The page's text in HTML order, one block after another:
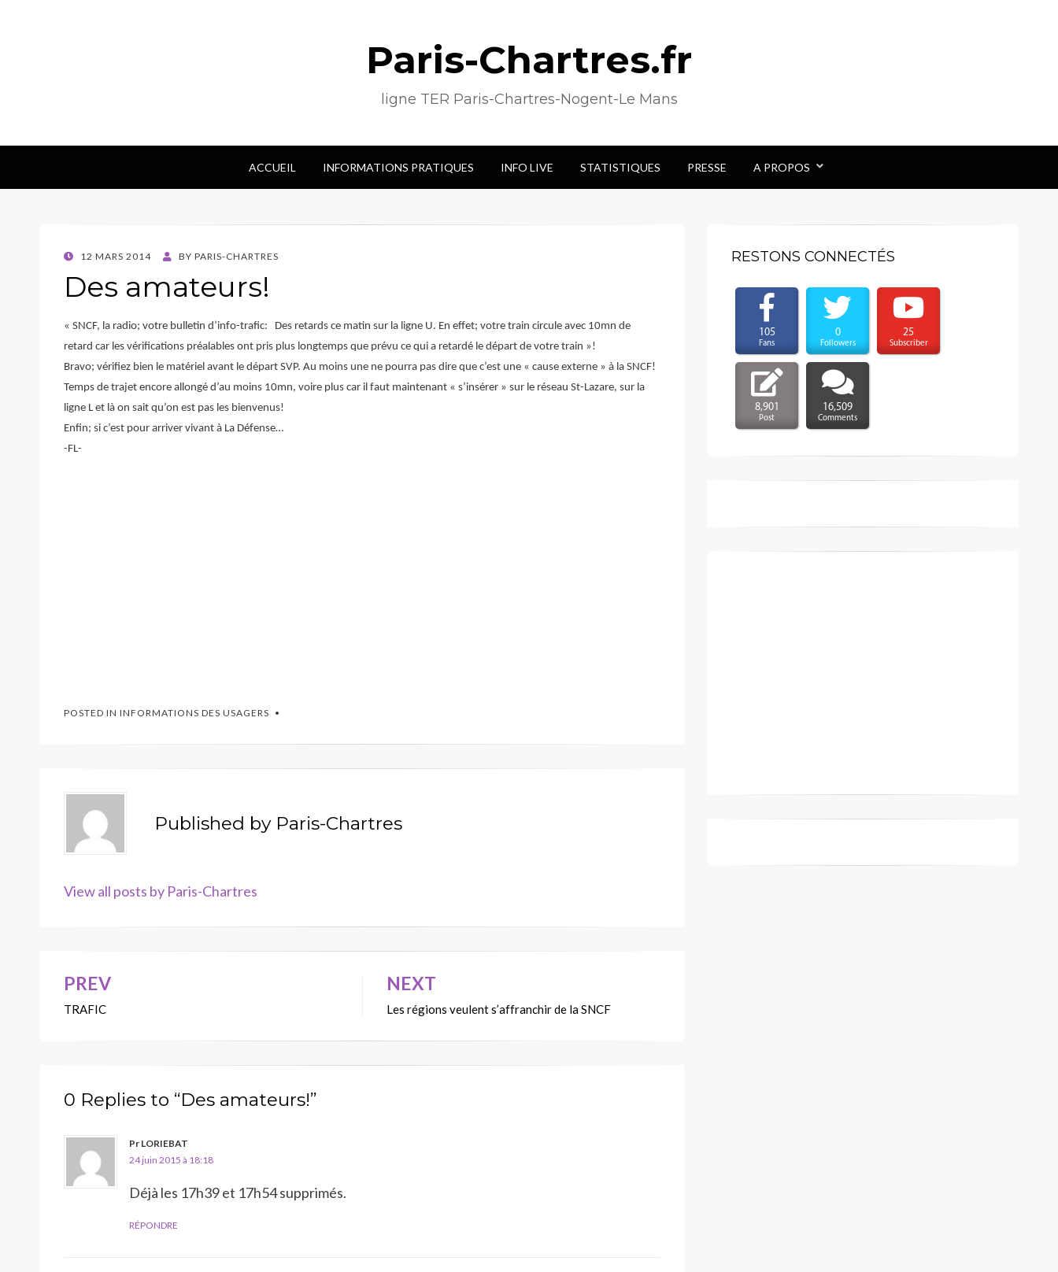
Paris-Chartres.fr
ligne TER Paris-Chartres-Nogent-Le Mans
ACCUEIL INFORMATIONS PRATIQUES INFO LIVE STATISTIQUES PRESSE A PROPOS
POSTED
12 MARS 2014 BY PARIS-CHARTRES
Des amateurs!
« SNCF, la radio; votre bulletin d’info-trafic: Des retards ce matin sur la ligne U. En effet; votre train circule avec 10mn de
retard car les vérifications préalables ont pris plus longtemps que prévu ce qui a retardé le départ de votre train »!
Bravo; vérifiez bien le matériel avant le départ SVP. Au moins une ne pourra pas dire que c’est une « cause externe » à la SNCF!
Temps de trajet encore allongé d’au moins 10mn, voire plus car il faut maintenant « s’insérer » sur le réseau St-Lazare, sur la
ligne L et là on sait qu’on est pas les bienvenus!
Enfin; si c’est pour arriver vivant à La Défense…
-FL-
POSTED IN INFORMATIONS DES USAGERS
Published by Paris-Chartres
View all posts by Paris-Chartres
Navigation
de
PREV
TRAFIC
NEXT
Les régions veulent s’affranchir de la SNCF
0 Replies to “Des amateurs!”
Pr LORIEBAT
24 juin 2015 à 18:18
Déjà les 17h39 et 17h54 supprimés.
RÉPONDRE
RESTONS CONNECTÉS
105
Fans
0
Followers
25
Subscriber
8,901
Post
16,509
Comments